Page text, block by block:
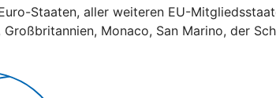
Staaten, aller weiteren EU-
Monaco, San Marino, der